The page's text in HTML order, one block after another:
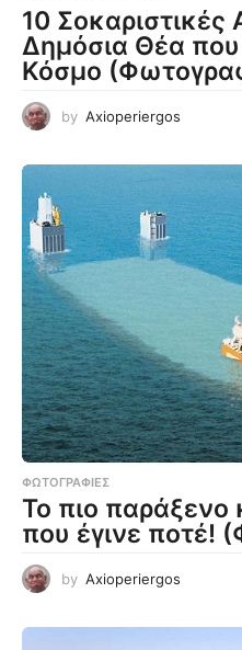
10 Σοκαριστικές
Δημόσια Θέα
Κόσμο
by Axioperiergos
ΦΩΤΟΓΡΑΦΊΕΣ
Το πιο παράξενο
που έγινε ποτέ!
by Axioperiergos